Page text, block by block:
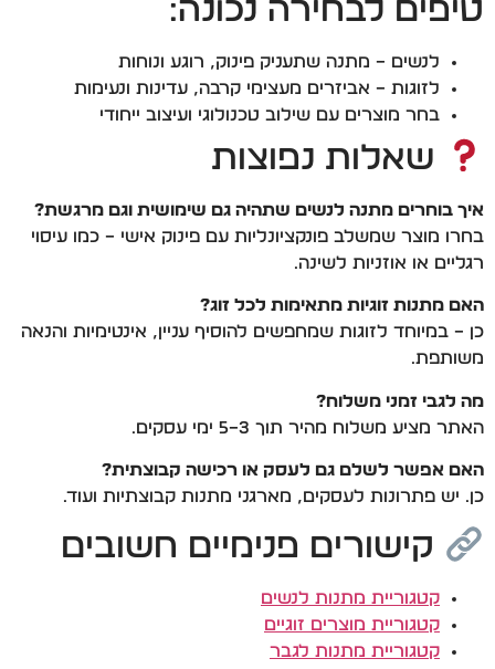
טיפים לבחירה נכונה:
לנשים – מתנה שתעניק פינוק, רוגע ונוחות
לזוגות – אביזרים מעצימי קרבה, עדינות ונעימות
בחר מוצרים עם שילוב טכנולוגי ועיצוב ייחודי
שאלות נפוצות
איך בוחרים מתנה לנשים שתהיה גם שימושית וגם מרגשת?
בחרו מוצר שמשלב פונקציונליות עם פינוק אישי – כמו עיסוי
רגליים או אוזניות לשינה.
האם מתנות זוגיות מתאימות לכל זוג?
כן – במיוחד לזוגות שמחפשים להוסיף עניין, אינטימיות והנאה
משותפת.
מה לגבי זמני משלוח?
האתר מציע משלוח מהיר תוך 3–5 ימי עסקים.
האם אפשר לשלם גם לעסק או רכישה קבוצתית?
כן. יש פתרונות לעסקים, מארגני מתנות קבוצתיות ועוד.
קישורים פנימיים חשובים
קטגוריית מתנות לנשים
קטגוריית מוצרים זוגיים
קטגוריית מתנות לגבר